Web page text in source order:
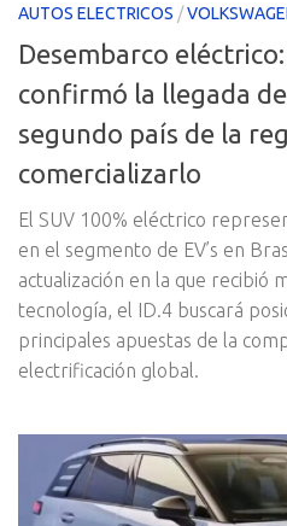
AUTOS ELECTRICOS /
Desembarco
confirmó la llegada
segundo país de la
comercializarlo
El SUV 100% eléctrico
en el segmento de EV’s en
actualización en la que recibió
tecnología, el ID.4 buscará
principales apuestas de la
electrificación global.